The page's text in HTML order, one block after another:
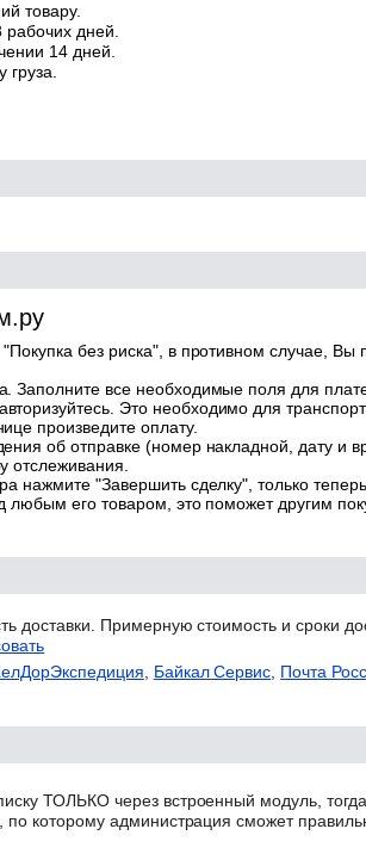
товару.
рабочих дней.
14 дней.
без риска", в противном случае, Вы
Заполните все необходимые поля для
Это необходимо для
произведите оплату.
об отправке (номер накладной, дату и
отслеживания.
нажмите "Завершить сделку", только
любым его товаром, это поможет другим
доставки. Примерную стоимость и сроки
Байкал Сервис Почта
ТОЛЬКО через встроенный модуль,
по которому администрация сможет